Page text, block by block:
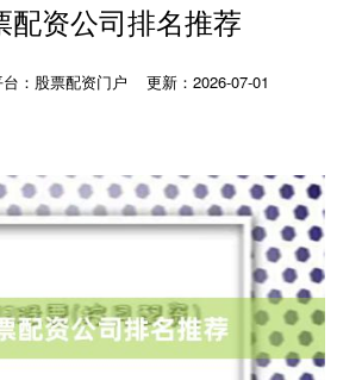
配资公司排名推荐
：股票配资门户
更新：2026-07-01